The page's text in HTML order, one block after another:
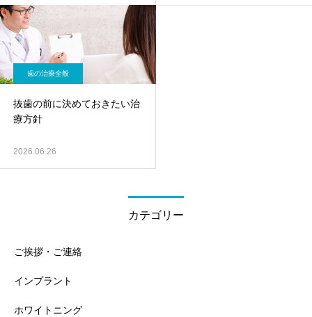
歯の治療全般
抜歯の前に決めておきたい治
療方針
2026.06.26
カテゴリー
ご挨拶・ご連絡
インプラント
ホワイトニング